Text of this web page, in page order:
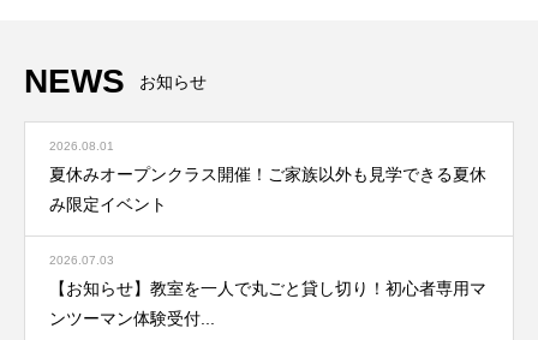
NEWS お知らせ
2026.08.01
夏休みオープンクラス開催！ご家族以外も見学できる夏休
み限定イベント
2026.07.03
【お知らせ】教室を一人で丸ごと貸し切り！初心者専用マ
ンツーマン体験受付...